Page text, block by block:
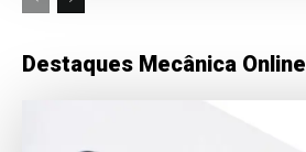
Destaques Mecânica Online